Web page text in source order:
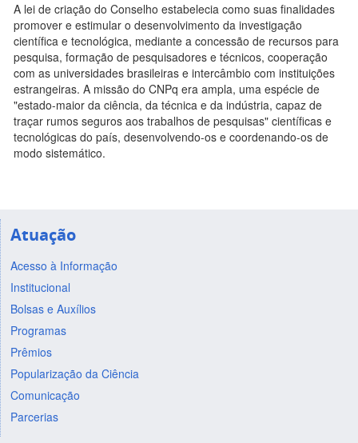
A lei de criação do Conselho estabelecia como suas finalidades
promover e estimular o desenvolvimento da investigação
científica e tecnológica, mediante a concessão de recursos para
pesquisa, formação de pesquisadores e técnicos, cooperação
com as universidades brasileiras e intercâmbio com instituições
estrangeiras. A missão do CNPq era ampla, uma espécie de
"estado-maior da ciência, da técnica e da indústria, capaz de
traçar rumos seguros aos trabalhos de pesquisas" científicas e
tecnológicas do país, desenvolvendo-os e coordenando-os de
modo sistemático.
Atuação
Acesso à Informação
Institucional
Bolsas e Auxílios
Programas
Prêmios
Popularização da Ciência
Comunicação
Parcerias